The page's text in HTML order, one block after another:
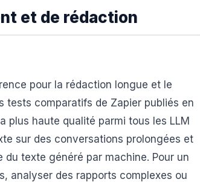
et de rédaction
pour la rédaction longue et le
tests comparatifs de Zapier publiés en
plus haute qualité parmi tous les LLM
sur des conversations prolongées et
texte généré par machine. Pour un
analyser des rapports complexes ou